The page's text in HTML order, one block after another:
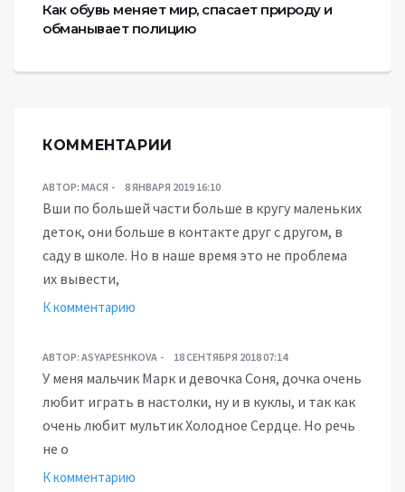
Как обувь меняет мир, спасает природу и
обманывает полицию
КОММЕНТАРИИ
АВТОР: МАСЯ 8 ЯНВАРЯ 2019 16:10
Вши по большей части больше в кругу маленьких
деток, они больше в контакте друг с другом, в
саду в школе. Но в наше время это не проблема
их вывести,
К комментарию
АВТОР: ASYAPESHKOVA 18 СЕНТЯБРЯ 2018 07:14
У меня мальчик Марк и девочка Соня, дочка очень
любит играть в настолки, ну и в куклы, и так как
очень любит мультик Холодное Сердце. Но речь
не о
К комментарию